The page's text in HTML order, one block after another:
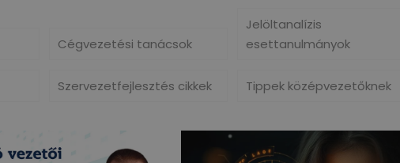
Cégvezetési tanácsok
Jelöltanalízis
esettanulmányok
Szervezetfejlesztés cikkek Tippek középvezetőknek